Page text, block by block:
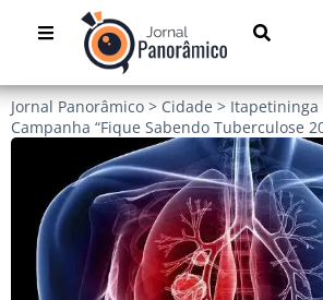
Jornal Panorâmico > Cidade > Itapetininga
Campanha “Fique Sabendo Tuberculose